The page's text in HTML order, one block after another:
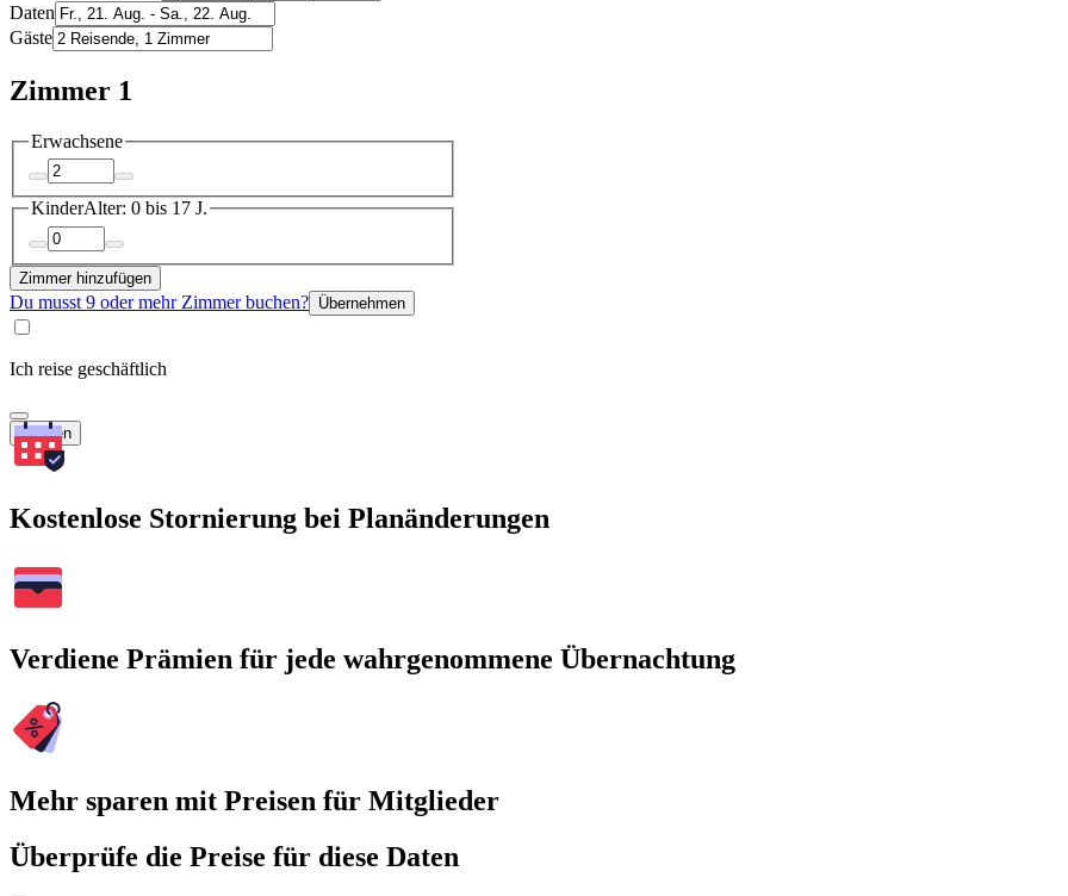
Daten
Gäste
Zimmer 1
Erwachsene
KinderAlter: 0 bis 17 J.
Zimmer hinzufügen
Du musst 9 oder mehr Zimmer buchen? Übernehmen
Ich reise geschäftlich
Suchen
Kostenlose Stornierung bei Planänderungen
Verdiene Prämien für jede wahrgenommene Übernachtung
Mehr sparen mit Preisen für Mitglieder
Überprüfe die Preise für diese Daten